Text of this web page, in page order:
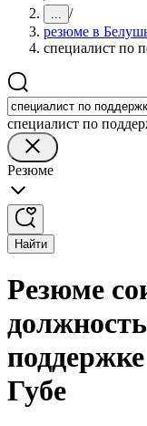
... /
резюме в
специалист по
специалист по
Резюме
Найти
Резюме
Губе